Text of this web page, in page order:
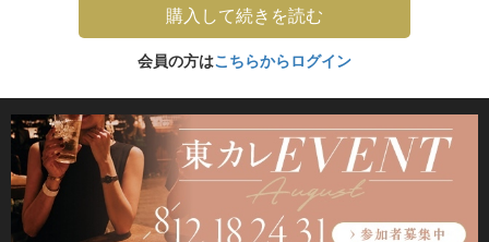
購入して続きを読む
会員の方はこちらからログイン